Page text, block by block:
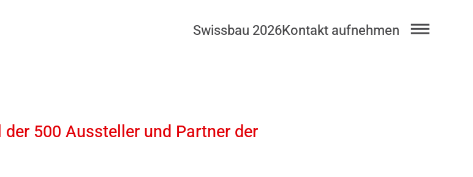
Swissbau 2026Kontakt aufnehmen
500 Aussteller und Partner der